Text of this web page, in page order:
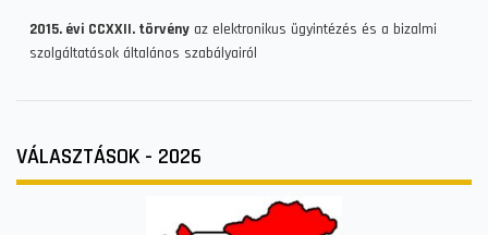
2015. évi CCXXII. törvény az elektronikus ügyintézés és a bizalmi
szolgáltatások általános szabályairól
VÁLASZTÁSOK - 2026